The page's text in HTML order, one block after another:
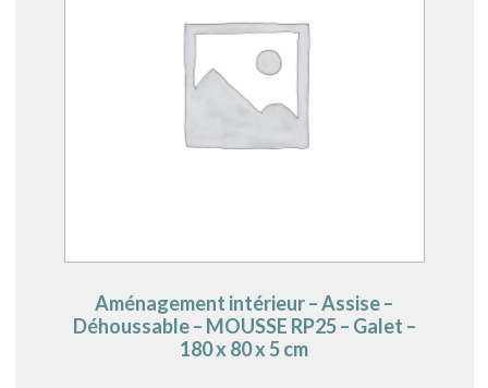
Aménagement intérieur – Assise –
Déhoussable – MOUSSE RP25 – Galet –
180 x 80 x 5 cm